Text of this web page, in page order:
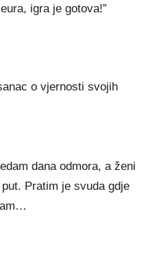
igra je gotova!”
o vjernosti svojih
dana odmora, a ženi
Pratim je svuda gdje